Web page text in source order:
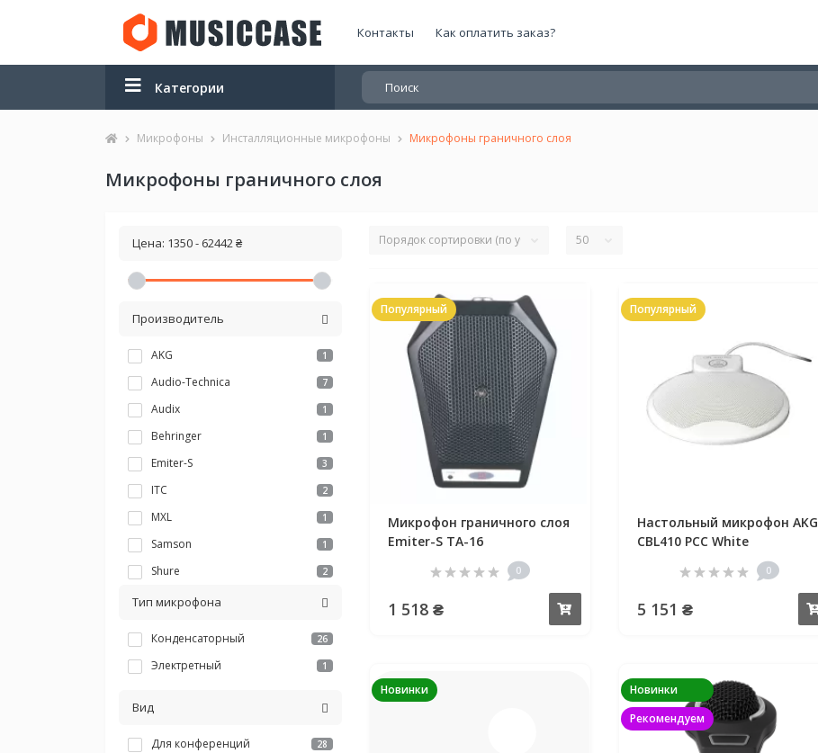
Контакты Как оплатить заказ?
Категории
Микрофоны Инсталляционные микрофоны Микрофоны граничного слоя
Микрофоны граничного слоя
Цена: 1350- 62442₴
Производитель
AKG 1
Audio-Technica 7
Audix 1
Behringer 1
Emiter-S 3
ITC 2
MXL 1
Samson 1
Shure 2
Superlux 1
Тип микрофона
Конденсаторный 26
Электретный 1
Вид
Для конференций 28
Популярный
Микрофон граничного слоя
Emiter-S TA-16
0
1 518 ₴
Популярный
Настольный микрофон AKG
CBL410 PCC White
0
5 151 ₴
Новинки
Новинки
Рекомендуем